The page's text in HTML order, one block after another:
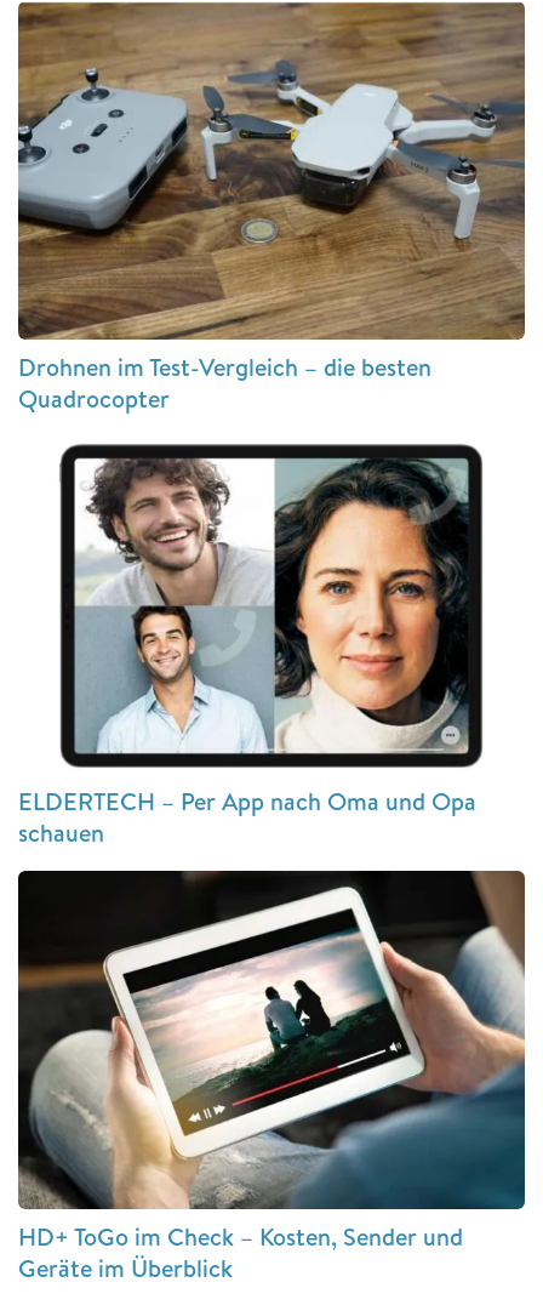
Drohnen im Test-Vergleich – die besten
Quadrocopter
ELDERTECH – Per App nach Oma und Opa
schauen
HD+ ToGo im Check – Kosten, Sender und
Geräte im Überblick